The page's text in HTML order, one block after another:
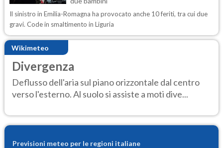
Il sinistro in Emilia-Romagna ha provocato anche 10 feriti, tra cui due
gravi. Code in smaltimento in Liguria
Wikimeteo
Divergenza
Deflusso dell'aria sul piano orizzontale dal centro
verso l'esterno. Al suolo si assiste a moti dive...
Previsioni meteo per le regioni italiane